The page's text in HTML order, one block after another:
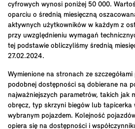
cyfrowych wynosi poniżej 50 000.
oparciu o średnią miesięczną
aktywnych użytkowników w każdym z
przy uwzględnieniu wymagań
tej podstawie obliczyliśmy średnią
27.02.2024.
Wymienione na stronach ze
podobnej dostępności są dobierane na
najważniejszych parametrów, takich jak
obręcz, typ skrzyni biegów lub tapicerka
wybranym pojazdem. Kolejność
opiera się na dostępności i